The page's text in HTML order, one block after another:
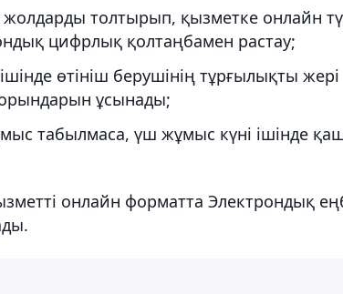
толтырып, қызметке онлайн
цифрлық қолтаңбамен растау;
ішінде өтініш берушінің тұрғылықты
ұсынады;
табылмаса, үш жұмыс күні ішінде
онлайн форматта Электрондық